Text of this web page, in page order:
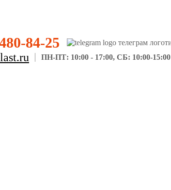
84-25
ПН-ПТ: 10:00 - 17:00, СБ: 10:00-15:00